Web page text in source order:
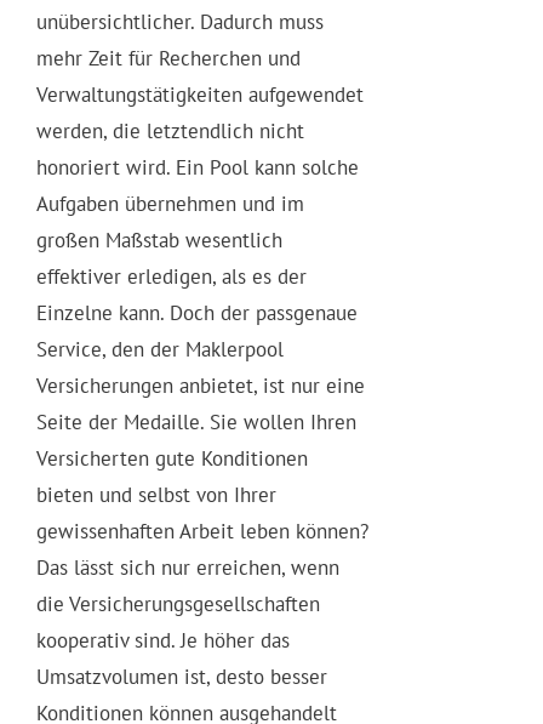
unübersichtlicher. Dadurch muss
mehr Zeit für Recherchen und
Verwaltungstätigkeiten aufgewendet
werden, die letztendlich nicht
honoriert wird. Ein Pool kann solche
Aufgaben übernehmen und im
großen Maßstab wesentlich
effektiver erledigen, als es der
Einzelne kann. Doch der passgenaue
Service, den der Maklerpool
Versicherungen anbietet, ist nur eine
Seite der Medaille. Sie wollen Ihren
Versicherten gute Konditionen
bieten und selbst von Ihrer
gewissenhaften Arbeit leben können?
Das lässt sich nur erreichen, wenn
die Versicherungsgesellschaften
kooperativ sind. Je höher das
Umsatzvolumen ist, desto besser
Konditionen können ausgehandelt